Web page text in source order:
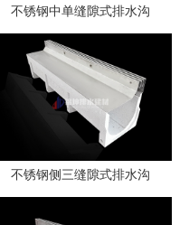
不锈钢中单缝隙式排水沟
不锈钢侧三缝隙式排水沟